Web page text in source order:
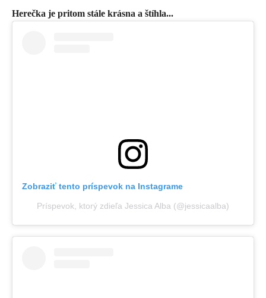
Herečka je pritom stále krásna a štíhla...
Zobraziť tento príspevok na Instagrame
Príspevok, ktorý zdieľa Jessica Alba (@jessicaalba)